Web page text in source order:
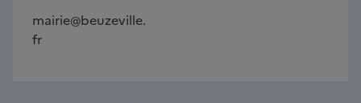
mairie@beuzeville.
fr